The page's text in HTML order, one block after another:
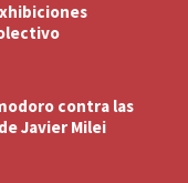
contra las
Javier Milei